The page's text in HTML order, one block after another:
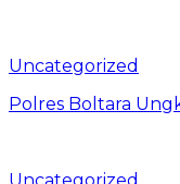
Uncategorized
Polres Boltara